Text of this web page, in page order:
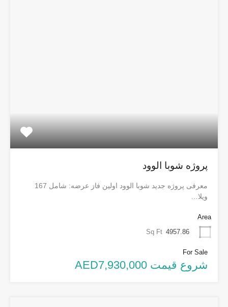
پروژه شوبا الوود
معرفی پروژه جدید شوبا الوود اولین فاز عرضه: شامل 167
ویلا…
Area
4957.86
Sq Ft
For Sale
شروع قیمت AED7,930,000